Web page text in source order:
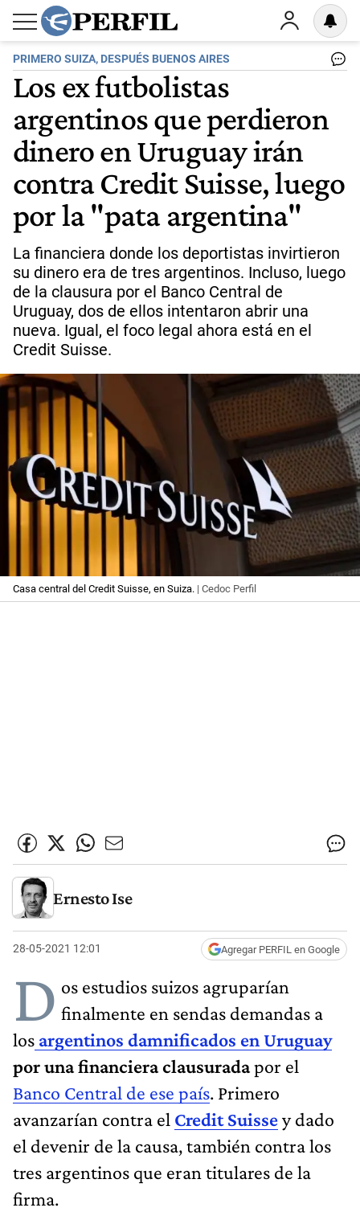
PRIMERO SUIZA, DESPUÉS BUENOS AIRES
Los ex futbolistas
argentinos que perdieron
dinero en Uruguay irán
contra Credit Suisse, luego
por la "pata argentina"
La financiera donde los deportistas invirtieron
su dinero era de tres argentinos. Incluso, luego
de la clausura por el Banco Central de
Uruguay, dos de ellos intentaron abrir una
nueva. Igual, el foco legal ahora está en el
Credit Suisse.
Casa central del Credit Suisse, en Suiza. | Cedoc Perfil
Ernesto Ise
28-05-2021 12:01 Agregar PERFIL en Google
D os estudios suizos agruparían
finalmente en sendas demandas a
los argentinos damnificados en Uruguay
por una financiera clausuradapor el
Banco Central de ese país. Primero
avanzarían contra el Credit Suissey dado
el devenir de la causa, también contra los
tres argentinos que eran titulares de la
firma.